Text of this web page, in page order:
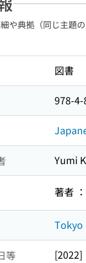
や典拠（同じ主題
図書
978-
Yumi
著者 ：
Tokyo
等
[2022]